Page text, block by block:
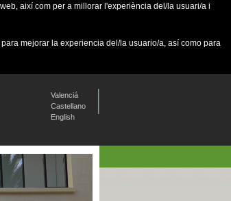
així com per a millorar l'experiència del/la usuari/a i
mejorar la experiencia del/la usuario/a, así como para
Valenciá
Castellano
English